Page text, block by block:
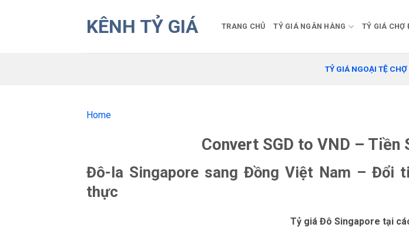
KÊNH TỶ GIÁ TRANG CHỦ TỶ GIÁ NGÂN HÀNG TỶ GIÁ CHỢ
TỶ GIÁ NGOẠI TỆ
Home
Convert SGD to VND –
Đô-la Singapore sang Đồng Việt Nam – Đổi
thực
Tỷ giá Đô Singapore tại